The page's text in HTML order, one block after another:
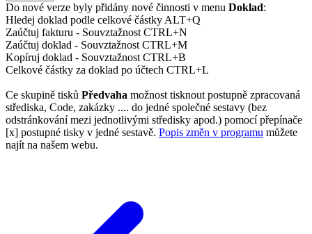
Do nové verze byly přidány nové činnosti v menu Doklad:
Hledej doklad podle celkové částky ALT+Q
Zaúčtuj fakturu - Souvztažnost CTRL+N
Zaúčtuj doklad - Souvztažnost CTRL+M
Kopíruj doklad - Souvztažnost CTRL+B
Celkové částky za doklad po účtech CTRL+L
Ce skupině tisků Předvaha možnost tisknout postupně zpracovaná
střediska, Code, zakázky .... do jedné společné sestavy (bez
odstránkování mezi jednotlivými středisky apod.) pomocí přepínače
[x] postupné tisky v jedné sestavě. Popis změn v programu můžete
najít na našem webu.